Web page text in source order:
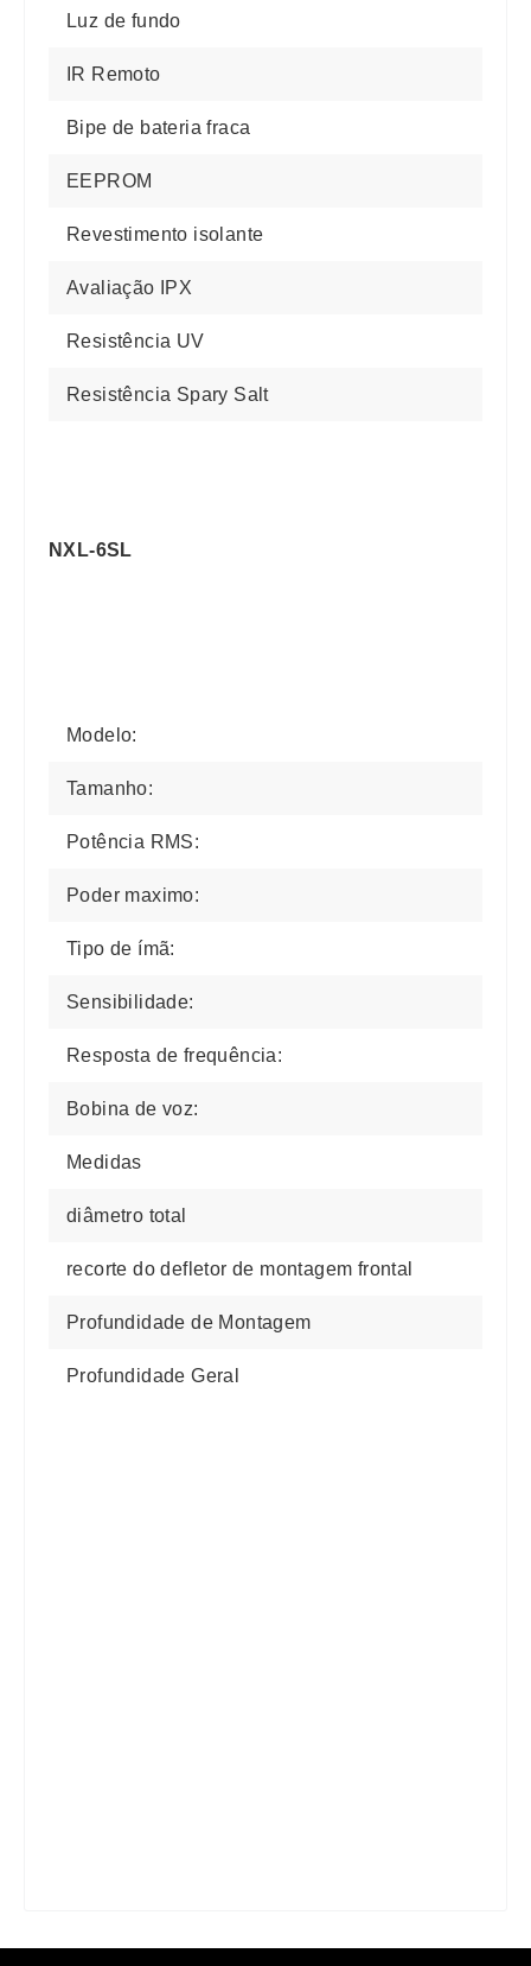
Luz de fundo
IR Remoto
Bipe de bateria fraca
EEPROM
Revestimento isolante
Avaliação IPX
Resistência UV
Resistência Spary Salt
NXL-6SL
Modelo:
Tamanho:
Potência RMS:
Poder maximo:
Tipo de ímã:
Sensibilidade:
Resposta de frequência:
Bobina de voz:
Medidas
diâmetro total
recorte do defletor de montagem frontal
Profundidade de Montagem
Profundidade Geral